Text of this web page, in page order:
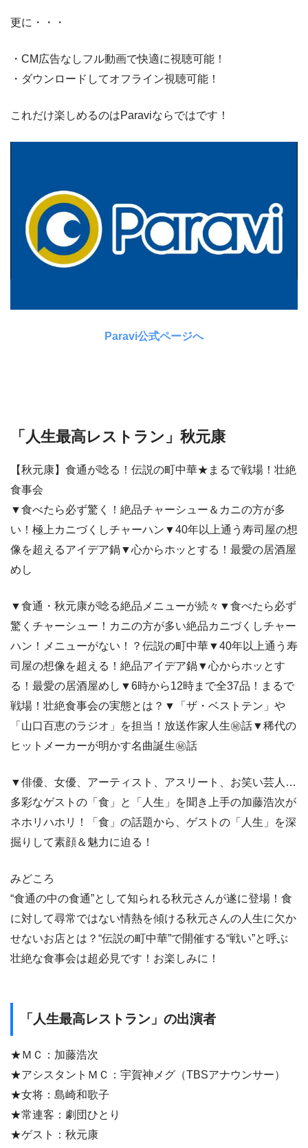
更に・・・
・CM広告なしフル動画で快適に視聴可能！
・ダウンロードしてオフライン視聴可能！
これだけ楽しめるのはParaviならではです！
Paravi公式ページへ
「人生最高レストラン」秋元康
【秋元康】食通が唸る！伝説の町中華★まるで戦場！壮絶
食事会
▼食べたら必ず驚く！絶品チャーシュー＆カニの方が多
い！極上カニづくしチャーハン▼40年以上通う寿司屋の想
像を超えるアイデア鍋▼心からホッとする！最愛の居酒屋
めし
▼食通・秋元康が唸る絶品メニューが続々▼食べたら必ず
驚くチャーシュー！カニの方が多い絶品カニづくしチャー
ハン！メニューがない！？伝説の町中華▼40年以上通う寿
司屋の想像を超える！絶品アイデア鍋▼心からホッとす
る！最愛の居酒屋めし▼6時から12時まで全37品！まるで
戦場！壮絶食事会の実態とは？▼「ザ・ベストテン」や
「山口百恵のラジオ」を担当！放送作家人生㊙話▼稀代の
ヒットメーカーが明かす名曲誕生㊙話
▼俳優、女優、アーティスト、アスリート、お笑い芸人…
多彩なゲストの「食」と「人生」を聞き上手の加藤浩次が
ネホリハホリ！「食」の話題から、ゲストの「人生」を深
掘りして素顔＆魅力に迫る！
みどころ
“食通の中の食通”として知られる秋元さんが遂に登場！食
に対して尋常ではない情熱を傾ける秋元さんの人生に欠か
せないお店とは？“伝説の町中華”で開催する“戦い”と呼ぶ
壮絶な食事会は超必見です！お楽しみに！
「人生最高レストラン」の出演者
★ＭＣ：加藤浩次
★アシスタントＭＣ：宇賀神メグ（TBSアナウンサー）
★女将：島崎和歌子
★常連客：劇団ひとり
★ゲスト：秋元康